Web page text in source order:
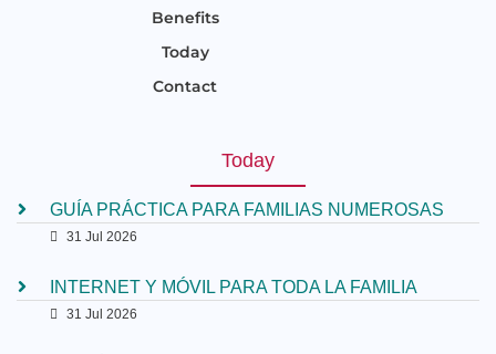
Benefits
Today
Contact
Today
GUÍA PRÁCTICA PARA FAMILIAS NUMEROSAS
31 Jul 2026
INTERNET Y MÓVIL PARA TODA LA FAMILIA
31 Jul 2026